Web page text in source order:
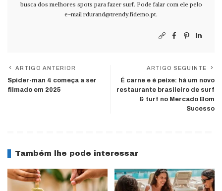
busca dos melhores spots para fazer surf. Pode falar com ele pelo
e-mail rdurand@trendy.fidemo.pt.
ARTIGO ANTERIOR
Spider-man 4 começa a ser
filmado em 2025
ARTIGO SEGUINTE
É carne e é peixe: há um novo
restaurante brasileiro de surf
& turf no Mercado Bom
Sucesso
Também lhe pode interessar